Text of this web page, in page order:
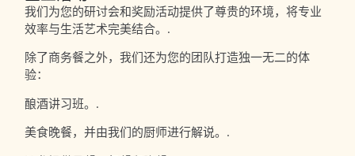
我们为您的研讨会和奖励活动提供了尊贵的环境，将专业
效率与生活艺术完美结合。.
除了商务餐之外，我们还为您的团队打造独一无二的体
验：
酿酒讲习班。.
美食晚餐，并由我们的厨师进行解说。.